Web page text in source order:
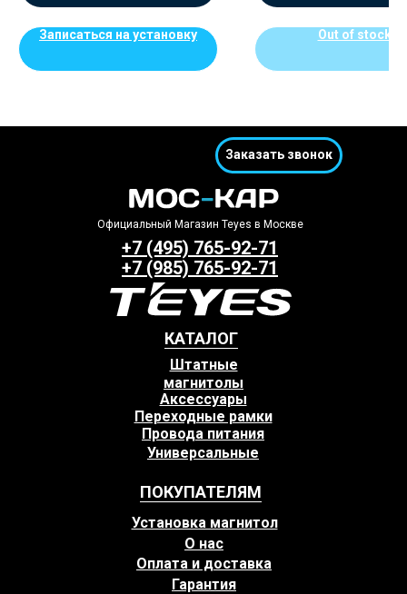
Записаться на установку Out of stock
ПОКУПАТЕЛЯМ
КАТАЛОГ
+7 (495) 765-92-71
+7 (985) 765-92-71
Аксессуары
Провода питания
Штатные
магнитолы
Переходные рамки
Заказать звонок
Официальный Магазин Teyes в Москве
Универсальные
Установка магнитол
Оплата и доставка
О нас
Гарантия